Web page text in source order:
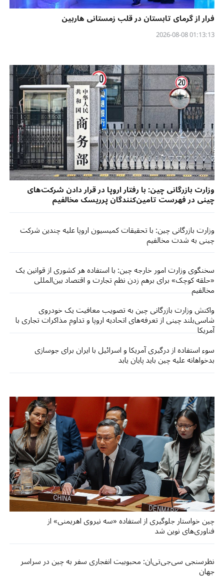
فرار از گرمای تابستان در قلب زمستانی هاربین
01:13:13 2026-08-08
وزارت بازرگانی چین: با رفتار اروپا در قرار دادن شرکت‌های
چینی در فهرست تامین‌کنندگان پرریسک مخالفیم
وزارت بازرگانی چین: با تحقیقات کمیسیون اروپا علیه چندین شرکت
چینی به شدت مخالفیم
سخنگوی وزارت امور خارجه چین: با استفاده هر کشوری از قوانین یک
«حلقه کوچک» برای برهم زدن نظم تجارت و اقتصاد بین‌المللی
مخالفیم
واکنش وزارت بازرگانی چین به تصویب معافیت یک خودروی
شاسی‌بلند چینی از تعرفه‌های اتحادیه اروپا و تداوم مذاکرات تجاری با
آمریکا
سوء استفاده از درگیری‌ آمریکا و اسرائیل با ایران برای جوسازی
بدخواهانه علیه چین باید پایان یابد
چین خواستار جلوگیری از استفاده «سه نیروی اهریمنی» از
فناوری‌های نوین شد
نظرسنجی سی‌جی‌تی‌ان: محبوبیت انفجاری سفر به چین در سراسر
جهان